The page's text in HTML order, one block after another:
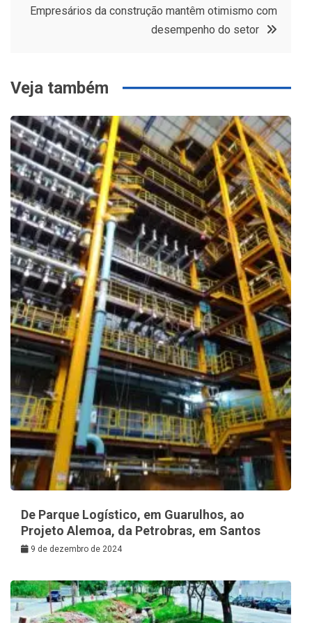
Post
Empresários da construção mantêm otimismo com
desempenho do setor
Veja também
De Parque Logístico, em Guarulhos, ao
Projeto Alemoa, da Petrobras, em Santos
9 de dezembro de 2024